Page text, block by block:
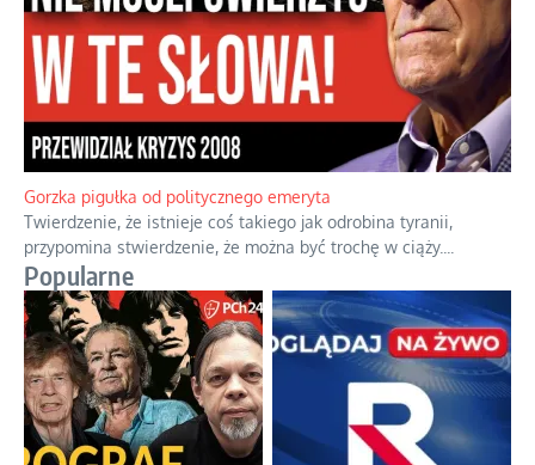
Boskie przestrogi na trudne czasy. Maryjna alternatywa dla
cyfrowego świata
Święte orędzia w cieniu smartfonów....